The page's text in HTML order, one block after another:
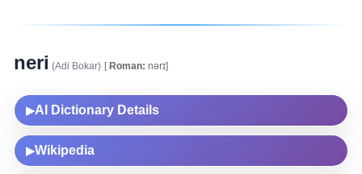
neri (Adi Bokar) [Roman: nərɪ]
▶AI Dictionary Details
▶Wikipedia